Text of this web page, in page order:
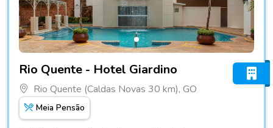
Rio Quente - Hotel Giardino
Rio Quente (Caldas Novas 30 km), GO
Meia Pensão